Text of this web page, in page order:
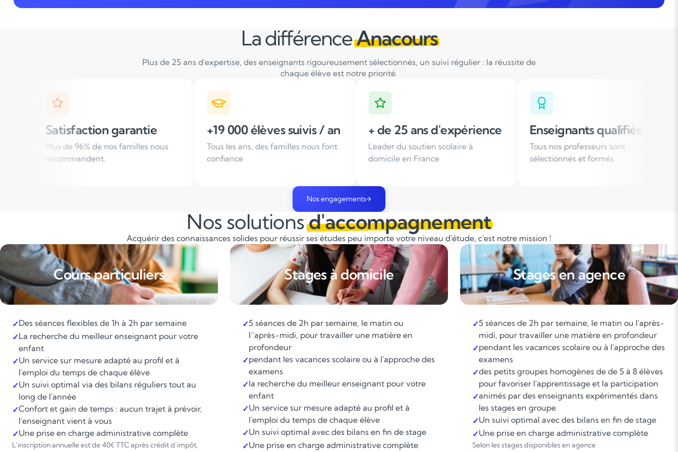
La différenceAnacours
Plus de 25 ans d'expertise, des enseignants rigoureusement sélectionnés, un suivi régulier : la réussite de
chaque élève est notre priorité.
garantie
familles nous
+19 000 élèves suivis / an
Tous les ans, des familles nous font
confiance
+ de 25 ans d'expérience
Leader du soutien scolaire à
Enseignants qualifiés
Tous nos professeurs sont
sélectionnés et formés
Organisation
Des horaires de cours
votre emploi du temps
Nos engagements
Nos solutionsd'accompagnement
Acquérir des connaissances solides pour réussir ses études peu importe votre niveau d'étude, c'est notre mission !
Cours particuliers
✓Des séances flexibles de 1h à 2h par semaine
✓La recherche du meilleur enseignant pour votre
enfant
✓Un service sur mesure adapté au profil et à
l'emploi du temps de chaque élève
✓Un suivi optimal via des bilans réguliers tout au
long de l'année
✓Confort et gain de temps : aucun trajet à prévoir,
l'enseignant vient à vous
✓Une prise en charge administrative complète
L’inscription annuelle est de 40€ TTC après crédit d’impôt,
Stages à domicile
✓5 séances de 2h par semaine, le matin ou
l`'après-midi, pour travailler une matière en
profondeur
✓pendant les vacances scolaire ou à l'approche des
examens
✓la recherche du meilleur enseignant pour votre
enfant
✓Un service sur mesure adapté au profil et à
l'emploi du temps de chaque élève
✓Un suivi optimal avec des bilans en fin de stage
✓Une prise en charge administrative complète
Stages en agence
✓5 séances de 2h par semaine, le matin ou l'après-
midi, pour travailler une matière en profondeur
✓pendant les vacances scolaire ou à l'approche des
examens
✓des petits groupes homogènes de de 5 à 8 élèves
pour favoriser l'apprentissage et la participation
✓animés par des enseignants expérimentés dans
les stages en groupe
✓Un suivi optimal avec des bilans en fin de stage
✓Une prise en charge administrative complète
Selon les stages disponibles en agence